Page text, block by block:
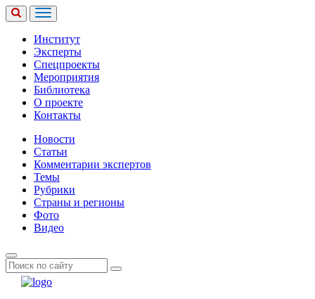
Институт
Эксперты
Спецпроекты
Мероприятия
Библиотека
О проекте
Контакты
Новости
Статьи
Комментарии экспертов
Темы
Рубрики
Страны и регионы
Фото
Видео